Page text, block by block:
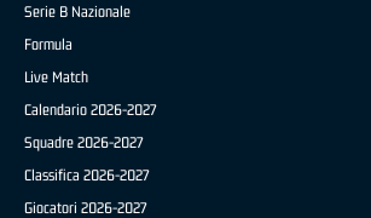
Serie B Nazionale
Formula
Live Match
Calendario 2026-2027
Squadre 2026-2027
Classifica 2026-2027
Giocatori 2026-2027